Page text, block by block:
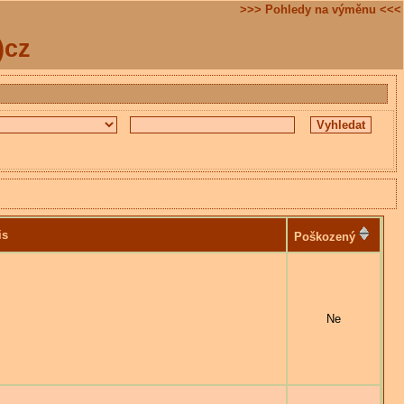
>>> Pohledy na výměnu <<<
Poškozený
Ne